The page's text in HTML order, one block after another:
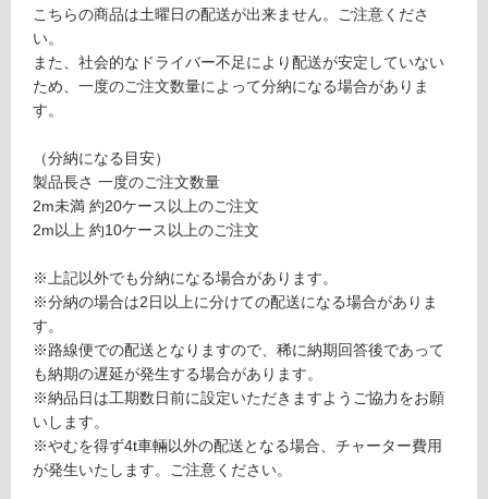
意
必
要
品
仕
様
欄
ご
確
く
だ
さ
対
こちらの商品は土曜日の配送が出来ません。ご注意くださ
い。
また、社会的なドライバー不足により配送が安定していない
ため、一度のご注文数量によって分納になる場合がありま
す。
（分納になる目安）
製品長さ 一度のご注文数量
2m未満 約20ケース以上のご注文
2m以上 約10ケース以上のご注文
※上記以外でも分納になる場合があります。
※分納の場合は2日以上に分けての配送になる場合がありま
す。
※路線便での配送となりますので、稀に納期回答後であって
も納期の遅延が発生する場合があります。
※納品日は工期数日前に設定いただきますようご協力をお願
いします。
※やむを得ず4t車輛以外の配送となる場合、チャーター費用
が発生いたします。ご注意ください。